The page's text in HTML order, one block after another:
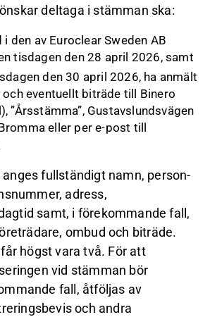
deltaga i stämman ska:
den av Euroclear Sweden AB
tisdagen den 28 april 2026, samt
den 30 april 2026, ha anmält
eventuellt biträde till Binero
”Årsstämma”, Gustavslundsvägen
eller per e-post till
fullständigt namn, person-
adress,
samt, i förekommande fall,
ombud och biträde.
högst vara två. För att
vid stämman bör
fall, åtföljas av
och andra